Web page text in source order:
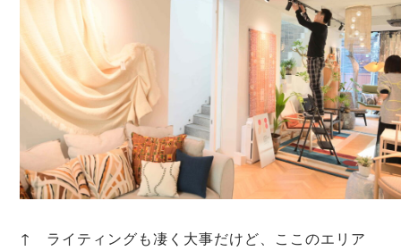
↑ ライティングも凄く大事だけど、ここのエリア